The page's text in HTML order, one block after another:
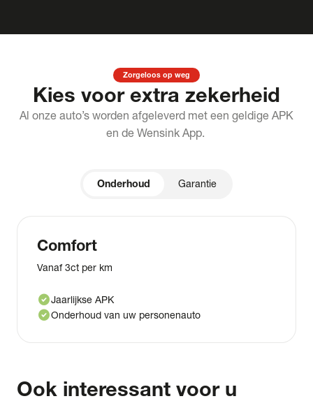
Zorgeloos op weg
Kies voor extra zekerheid
Al onze auto’s worden afgeleverd met een geldige APK
en de Wensink App.
Onderhoud Garantie
Comfort
Vanaf 3ct per km
check_circleJaarlijkse APK
check_circleOnderhoud van uw personenauto
Ook interessant voor u